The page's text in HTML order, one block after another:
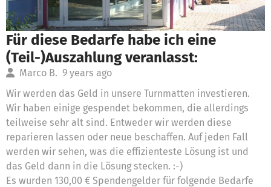
Für diese Bedarfe habe ich eine
(Teil-)Auszahlung veranlasst:
Marco B. 9 years ago
Wir werden das Geld in unsere Turnmatten investieren.
Wir haben einige gespendet bekommen, die allerdings
teilweise sehr alt sind. Entweder wir werden diese
reparieren lassen oder neue beschaffen. Auf jeden Fall
werden wir sehen, was die effizienteste Lösung ist und
das Geld dann in die Lösung stecken. :-)
Es wurden 130,00 € Spendengelder für folgende Bedarfe